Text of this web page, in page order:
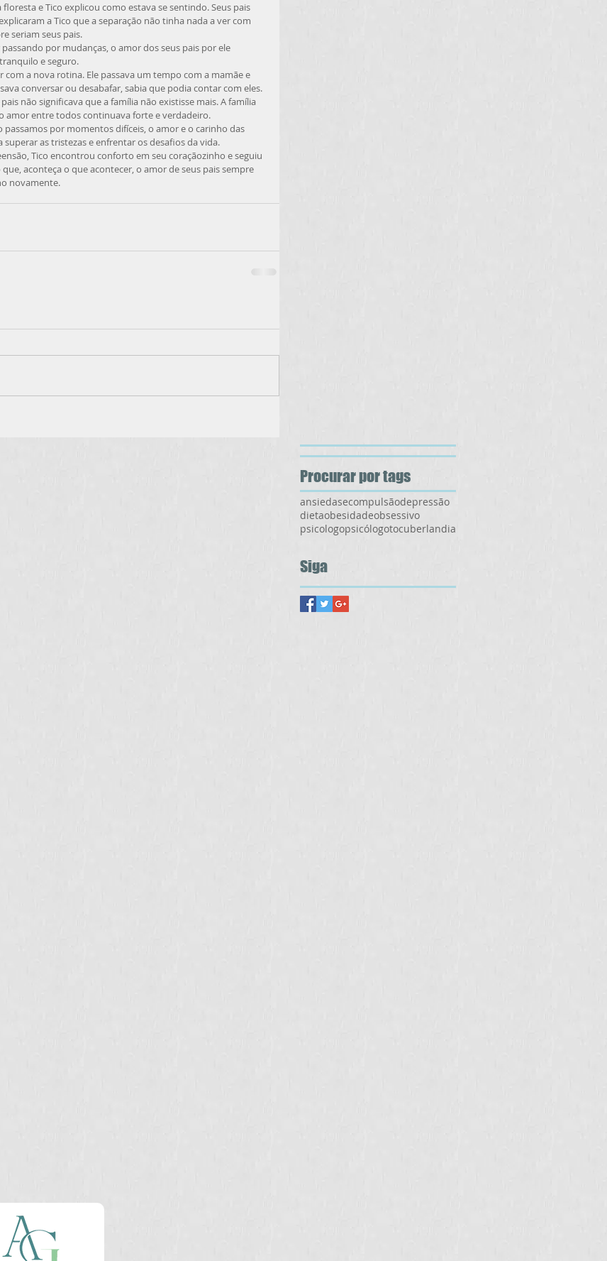
e Tico explicou como estava se sentindo. Seus pais
a Tico que a separação não tinha nada a ver com
seriam seus pais.
por mudanças, o amor dos seus pais por ele
e seguro.
a nova rotina. Ele passava um tempo com a mamãe e
conversar ou desabafar, sabia que podia contar com eles.
não significava que a família não existisse mais. A família
amor entre todos continuava forte e verdadeiro.
passamos por momentos difíceis, o amor e o carinho das
as tristezas e enfrentar os desafios da vida.
Tico encontrou conforto em seu coraçãozinho e seguiu
aconteça o que acontecer, o amor de seus pais sempre
novamente.
Procurar por tags
ansiedasecompulsãodepressão
dietaobesidadeobsessivo
psicologopsicólogotocuberlandia
Siga